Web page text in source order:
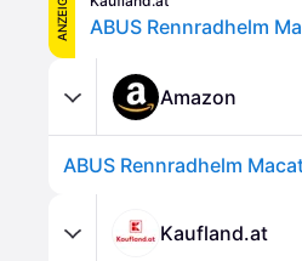
ANZEIGE
Amazon
Kaufland.at